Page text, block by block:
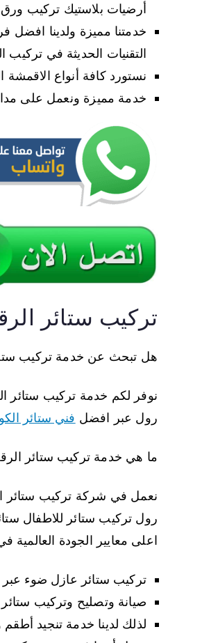
أرضيات بلاستيك تركيب
خدمتنا مميزة ولدينا
التقنيات الحديثة في
نستورد كافة أنواع الاقمشة
خدمة مميزة ونعمل على مدار 24 ساعة وطيلة ايام الاسبوع وباسعار رخيصة
تركيب ستائر
هل تبحث عن خدمة تركيب
نوفر لكم خدمة تركيب ستائر
رول عبر افضل فني ستائر
ما هي خدمة تركيب ستائر
نعمل في شركة تركيب ستائر
رول تركيب ستائر للاطفال
اعلى معايير الجودة العالمية
تركيب ستائر عازل ضوء
صيانة وتصليح وتركيب ستائر
لذلك لدينا خدمة تنجيد